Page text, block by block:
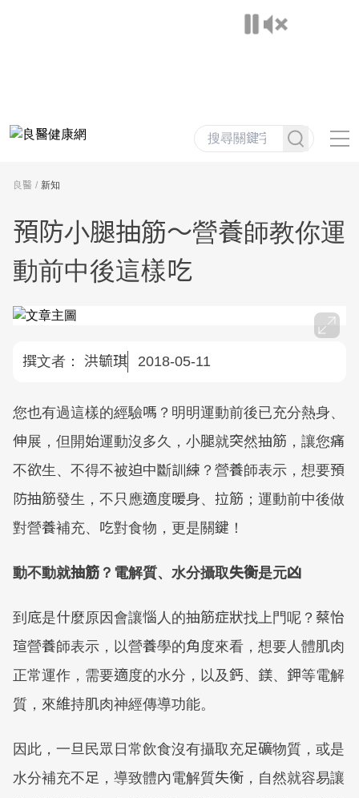
良醫 新知
預防小腿抽筋〜營養師教你運
動前中後這樣吃
撰文者： 洪毓琪 2018-05-11
您也有過這樣的經驗嗎？明明運動前後已充分熱身、
伸展，但開始運動沒多久，小腿就突然抽筋，讓您痛
不欲生、不得不被迫中斷訓練？營養師表示，想要預
防抽筋發生，不只應適度暖身、拉筋；運動前中後做
對營養補充、吃對食物，更是關鍵！
動不動就抽筋？電解質、水分攝取失衡是元凶
到底是什麼原因會讓惱人的抽筋症狀找上門呢？蔡怡
瑄營養師表示，以營養學的角度來看，想要人體肌肉
正常運作，需要適度的水分，以及鈣、鎂、鉀等電解
質，來維持肌肉神經傳導功能。
因此，一旦民眾日常飲食沒有攝取充足礦物質，或是
水分補充不足，導致體內電解質失衡，自然就容易讓